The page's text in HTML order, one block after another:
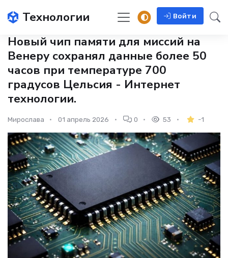
Технологии Войти
Новый чип памяти для миссий на
Венеру сохранял данные более 50
часов при температуре 700
градусов Цельсия - Интернет
технологии.
Мирослава 01 апрель 2026 0 53 -1